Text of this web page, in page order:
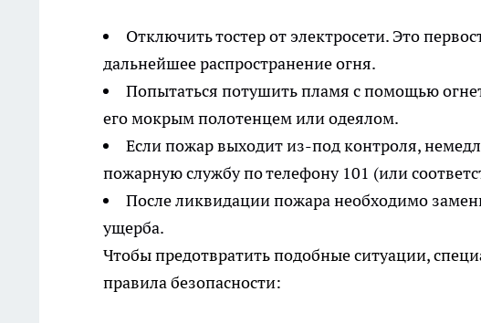
Отключить тостер от электросети. Это
дальнейшее распространение огня.
Попытаться потушить пламя с помощью
его мокрым полотенцем или одеялом.
Если пожар выходит из-под контроля,
пожарную службу по телефону 101 (или
После ликвидации пожара необходимо
ущерба.
Чтобы предотвратить подобные ситуации,
правила безопасности: